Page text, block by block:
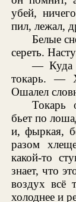
убей,
пил, лежал,
Белые
сереть.
— Куда
токарь. —
Ошалел
Токарь
бьет по
и, фыркая,
разом
какой-то
знает, что
воздух всё
холоднее и